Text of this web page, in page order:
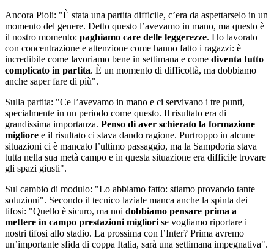
Ancora Pioli: "È stata una partita difficile, c’era da aspettarselo in un
momento del genere. Detto questo l’avevamo in mano, ma questo è
il nostro momento: paghiamo care delle leggerezze. Ho lavorato
con concentrazione e attenzione come hanno fatto i ragazzi: è
incredibile come lavoriamo bene in settimana e come diventa tutto
complicato in partita. È un momento di difficoltà, ma dobbiamo
anche saper fare di più".
Sulla partita: "Ce l’avevamo in mano e ci servivano i tre punti,
specialmente in un periodo come questo. Il risultato era di
grandissima importanza. Penso di aver schierato la formazione
migliore e il risultato ci stava dando ragione. Purtroppo in alcune
situazioni ci è mancato l’ultimo passaggio, ma la Sampdoria stava
tutta nella sua metà campo e in questa situazione era difficile trovare
gli spazi giusti".
Sul cambio di modulo: "Lo abbiamo fatto: stiamo provando tante
soluzioni". Secondo il tecnico laziale manca anche la spinta dei
tifosi: "Quello è sicuro, ma noi dobbiamo pensare prima a
mettere in campo prestazioni migliori se vogliamo riportare i
nostri tifosi allo stadio. La prossima con l’Inter? Prima avremo
un’importante sfida di coppa Italia, sarà una settimana impegnativa".